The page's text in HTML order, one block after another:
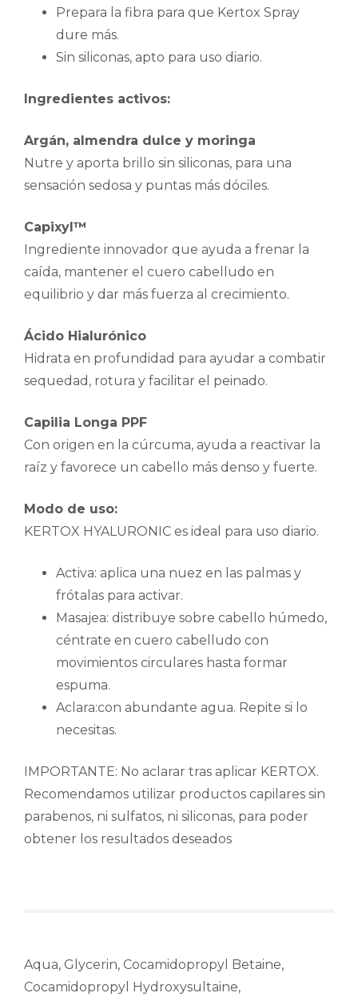
Prepara la fibra para que Kertox Spray
dure más.
Sin siliconas, apto para uso diario.
Ingredientes activos:
Argán, almendra dulce y moringa
Nutre y aporta brillo sin siliconas, para una
sensación sedosa y puntas más dóciles.
Capixyl™
Ingrediente innovador que ayuda a frenar la
caída, mantener el cuero cabelludo en
equilibrio y dar más fuerza al crecimiento.
Ácido Hialurónico
Hidrata en profundidad para ayudar a combatir
sequedad, rotura y facilitar el peinado.
Capilia Longa PPF
Con origen en la cúrcuma, ayuda a reactivar la
raíz y favorece un cabello más denso y fuerte.
Modo de uso:
KERTOX HYALURONIC es ideal para uso diario.
Activa: aplica una nuez en las palmas y
frótalas para activar.
Masajea: distribuye sobre cabello húmedo,
céntrate en cuero cabelludo con
movimientos circulares hasta formar
espuma.
Aclara:con abundante agua. Repite si lo
necesitas.
IMPORTANTE: No aclarar tras aplicar KERTOX.
Recomendamos utilizar productos capilares sin
parabenos, ni sulfatos, ni siliconas, para poder
obtener los resultados deseados
Aqua, Glycerin, Cocamidopropyl Betaine,
Cocamidopropyl Hydroxysultaine,